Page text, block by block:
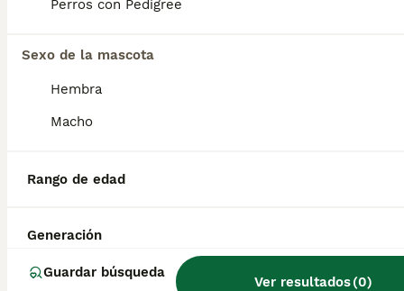
Perros con Pedigree
Sexo de la mascota
Hembra
Macho
Rango de edad
Generación
Guardar búsqueda
Ver resultados(0)
Informarse bien y comparar opciones antes
decisión.
buenas mascotas?
¿Son raros los vallhunds
suecos?